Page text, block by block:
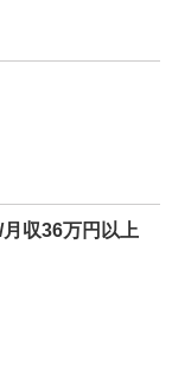
収36万円以上